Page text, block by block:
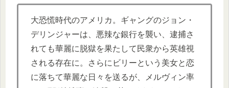
大恐慌時代のアメリカ。ギャングのジョン・
デリンジャーは、悪辣な銀行を襲い、逮捕さ
れても華麗に脱獄を果たして民衆から英雄視
される存在に。さらにビリーという美女と恋
に落ちて華麗な日々を送るが、メルヴィン率